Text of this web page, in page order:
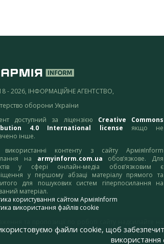
- 2026, ІНФОРМАЦІЙНЕ АГЕНТСТВО,
оборони України
доступний за ліцензією Creative Commons
4.0 International license якщо не
інше.
контенту з сайту АрміяInform
на armyinform.com.ua обов’язкове. Для
у сфері онлайн-медіа обов’язковим є
у першому абзаці матеріалу прямого та
для пошукових систем гіперпосилання на
матеріал.
користування сайтом АрміяInform
використання файлів cookie
webmaster@armyinform.com.ua
файли cookie, щоб
використання